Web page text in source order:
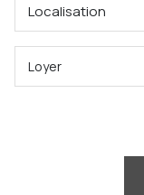
Localisation
Loyer